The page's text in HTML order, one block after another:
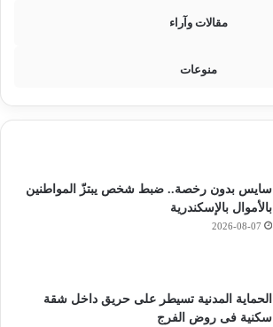
مقالات وآراء
منوعات
سايس بدون رخصة.. ضبط شخص يبتزّ المواطنين
بالأموال بالإسكندرية
2026-08-07
الحماية المدنية تسيطر على حريق داخل شقة
سكنية فى روض الفرج